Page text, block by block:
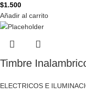
$1.500
Añadir al carrito
Timbre
ELECTRICOS E